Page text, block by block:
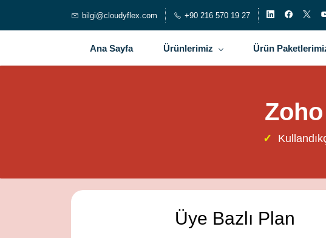
bilgi@cloudyflex.com +90 216 570 19 27
Ana Sayfa Ürünlerimiz Ürün
✓
Üye Bazlı Plan